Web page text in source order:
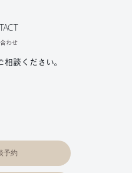
わせ
相談ください。
予約